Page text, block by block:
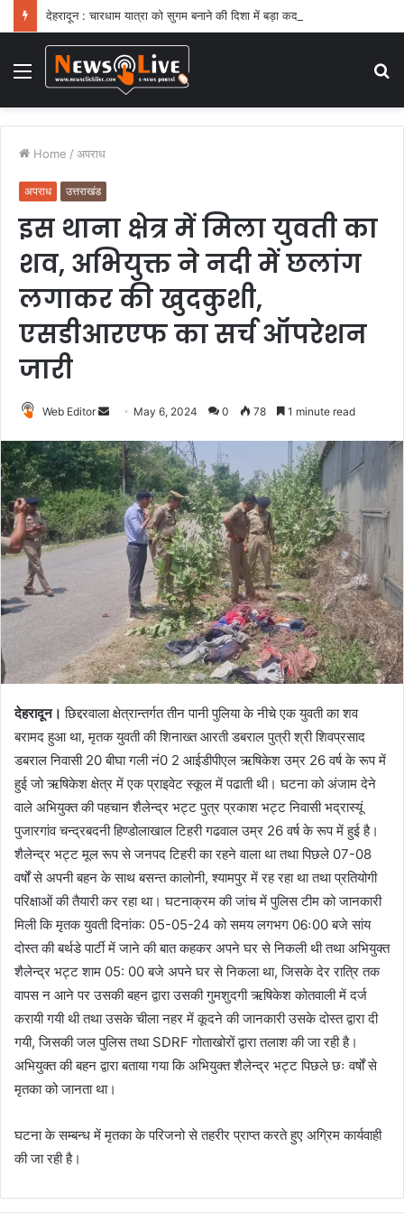
देहरादून : चारधाम यात्रा को सुगम बनाने की दिशा में बड़ा कदम
Menu
Home / अपराध
अपराध उत्तराखंड
इस थाना क्षेत्र में मिला युवती का
शव, अभियुक्त ने नदी में छलांग
लगाकर की खुदकुशी,
एसडीआरएफ का सर्च ऑपरेशन
जारी
Web Editor
n
d
a
n
e
l
May 6, 2024 0 78 1 minute read
देहरादून।छिद्दरवाला क्षेत्रान्तर्गत तीन पानी पुलिया के नीचे एक युवती का शव
बरामद हुआ था, मृतक युवती की शिनाख्त आरती डबराल पुत्री श्री शिवप्रसाद
डबराल निवासी 20 बीघा गली नं0 2 आईडीपीएल ऋषिकेश उम्र 26 वर्ष के रूप में
हुई जो ऋषिकेश क्षेत्र में एक प्राइवेट स्कूल में पढाती थी। घटना को अंजाम देने
वाले अभियुक्त की पहचान शैलेन्द्र भट्ट पुत्र प्रकाश भट्ट निवासी भद्रास्यूं
पुजारगांव चन्द्रबदनी हिण्डोलाखाल टिहरी गढवाल उम्र 26 वर्ष के रूप में हुई है।
शैलेन्द्र भट्ट मूल रूप से जनपद टिहरी का रहने वाला था तथा पिछले 07-08
वर्षों से अपनी बहन के साथ बसन्त कालोनी, श्यामपुर में रह रहा था तथा प्रतियोगी
परिक्षाओं की तैयारी कर रहा था। घटनाक्रम की जांच में पुलिस टीम को जानकारी
मिली कि मृतक युवती दिनांक: 05-05-24 को समय लगभग 06ः00 बजे सांय
दोस्त की बर्थडे पार्टी में जाने की बात कहकर अपने घर से निकली थी तथा अभियुक्त
शैलेन्द्र भट्ट शाम 05: 00 बजे अपने घर से निकला था, जिसके देर रात्रि तक
वापस न आने पर उसकी बहन द्वारा उसकी गुमशुदगी ऋषिकेश कोतवाली में दर्ज
करायी गयी थी तथा उसके चीला नहर में कूदने की जानकारी उसके दोस्त द्वारा दी
गयी, जिसकी जल पुलिस तथा SDRF गोताखोरों द्वारा तलाश की जा रही है।
अभियुक्त की बहन द्वारा बताया गया कि अभियुक्त शैलेन्द्र भट्ट पिछले छः वर्षों से
मृतका को जानता था।
घटना के सम्बन्ध में मृतका के परिजनो से तहरीर प्राप्त करते हुए अग्रिम कार्यवाही
की जा रही है।